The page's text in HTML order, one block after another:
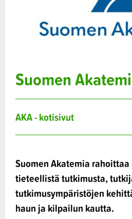
Suomen
AKA - kotisivut
Suomen Akatemia
tieteellistä tutkimusta,
tutkimusympäristöjen
haun ja kilpailun kautta.